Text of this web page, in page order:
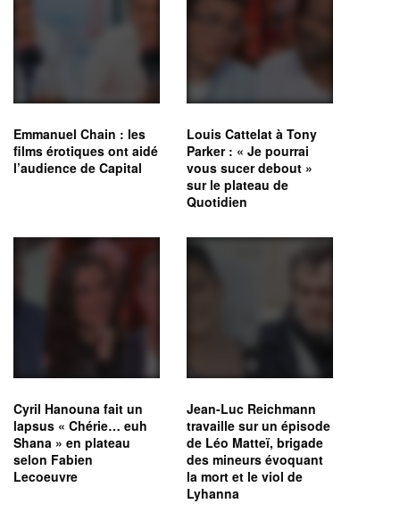
Emmanuel Chain : les
films érotiques ont aidé
l’audience de Capital
Louis Cattelat à Tony
Parker : « Je pourrai
vous sucer debout »
sur le plateau de
Quotidien
Cyril Hanouna fait un
lapsus « Chérie… euh
Shana » en plateau
selon Fabien
Lecoeuvre
Jean-Luc Reichmann
travaille sur un épisode
de Léo Matteï, brigade
des mineurs évoquant
la mort et le viol de
Lyhanna